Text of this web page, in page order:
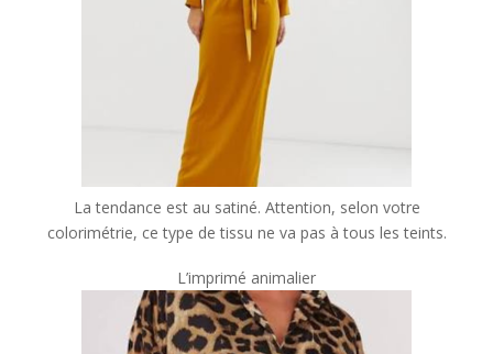
La tendance est au satiné. Attention, selon votre
colorimétrie, ce type de tissu ne va pas à tous les teints.
L’imprimé animalier